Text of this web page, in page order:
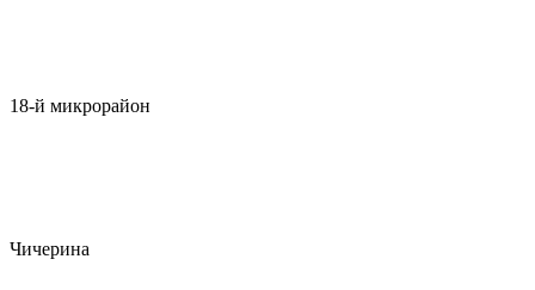
18-й микрорайон
Чичерина